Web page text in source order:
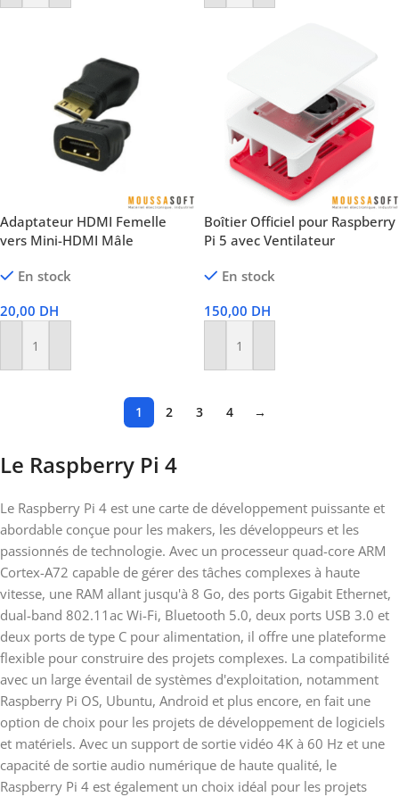
Adaptateur HDMI Femelle
vers Mini-HDMI Mâle
En stock
20,00 DH
Ajouter Au Panier
Boîtier Officiel pour Raspberry
Pi 5 avec Ventilateur
En stock
150,00 DH
Ajouter Au Panier
1 2 3 4 →
Le Raspberry Pi 4
Le Raspberry Pi 4 est une carte de développement puissante et
abordable conçue pour les makers, les développeurs et les
passionnés de technologie. Avec un processeur quad-core ARM
Cortex-A72 capable de gérer des tâches complexes à haute
vitesse, une RAM allant jusqu'à 8 Go, des ports Gigabit Ethernet,
dual-band 802.11ac Wi-Fi, Bluetooth 5.0, deux ports USB 3.0 et
deux ports de type C pour alimentation, il offre une plateforme
flexible pour construire des projets complexes. La compatibilité
avec un large éventail de systèmes d'exploitation, notamment
Raspberry Pi OS, Ubuntu, Android et plus encore, en fait une
option de choix pour les projets de développement de logiciels
et matériels. Avec un support de sortie vidéo 4K à 60 Hz et une
capacité de sortie audio numérique de haute qualité, le
Raspberry Pi 4 est également un choix idéal pour les projets